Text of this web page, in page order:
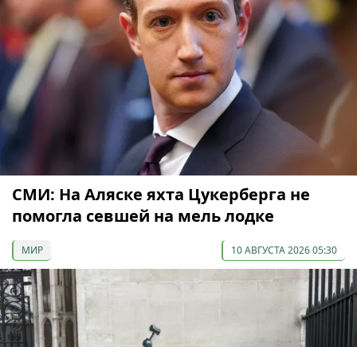
СМИ: На Аляске яхта Цукерберга не
помогла севшей на мель лодке
МИР 10 АВГУСТА 2026 05:30